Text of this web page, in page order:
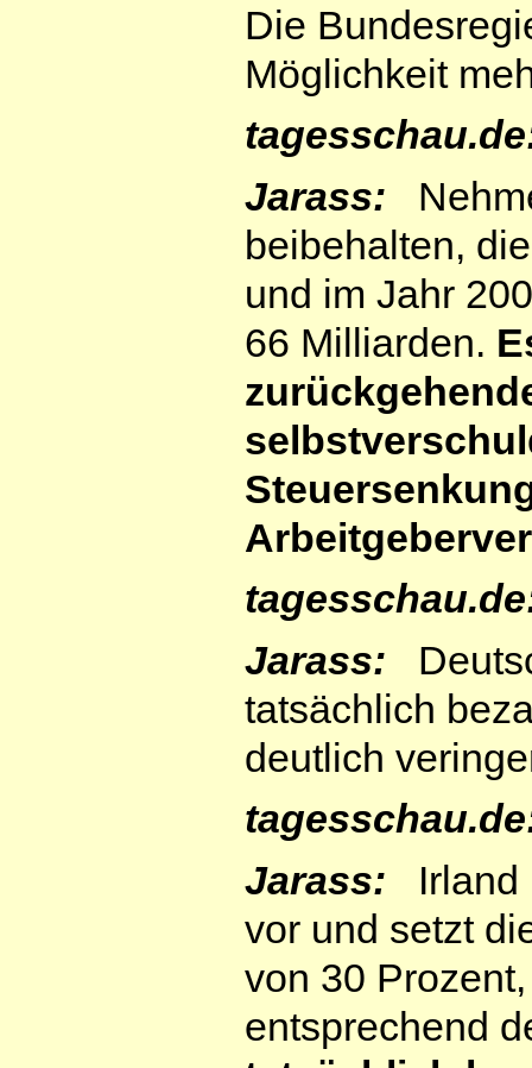
Die
Möglichkeit
Jarass:
beibehalten,
und im Jahr
66 Milliarden.
Jarass:
tatsächlich
deutlich
Jarass: Irland
vor und setzt
von 30
entsprechend